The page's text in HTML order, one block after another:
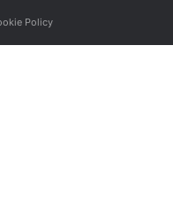
Policy